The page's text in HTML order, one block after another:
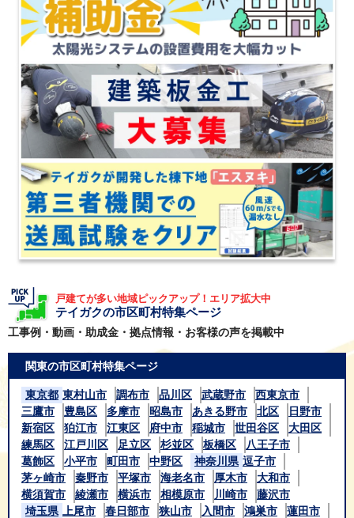
戸建てが多い地域ピックアップ！エリア拡大中
テイガクの市区町村特集ページ
工事例・動画・助成金・拠点情報・お客様の声を掲載中
関東の市区町村特集ページ
東京都 東村山市 調布市 品川区 武蔵野市
西東京市
三鷹市
豊島区 多摩市 昭島市 あきる野市 北区
日野市
新宿区
狛江市 江東区 府中市 稲城市 世田谷区
大田区
練馬区
江戸川区 足立区 杉並区 板橋区
八王子市
葛飾区
小平市 町田市 中野区 神奈川県 逗子市
茅ヶ崎市
秦野市 平塚市 海老名市 厚木市
大和市
横須賀市
綾瀬市 横浜市 相模原市 川崎市
藤沢市
埼玉県
上尾市 春日部市 狭山市 入間市 鴻巣市
蓮田市